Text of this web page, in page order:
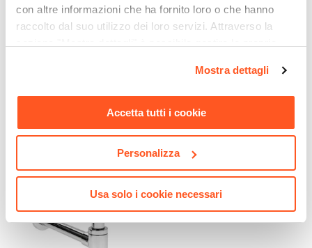
con altre informazioni che ha fornito loro o che hanno
raccolto dal suo utilizzo dei loro servizi. Attraverso la
momento. Per maggiori informazioni si invita a leggere la
Mostra dettagli
Accetta tutti i cookie
Personalizza
Usa solo i cookie necessari
lavanderia.
Riepilogo Caratteristiche
Caratteristiche
Larghezza
Profondità
Installazione
Sospeso
Ti suggeriamo anche